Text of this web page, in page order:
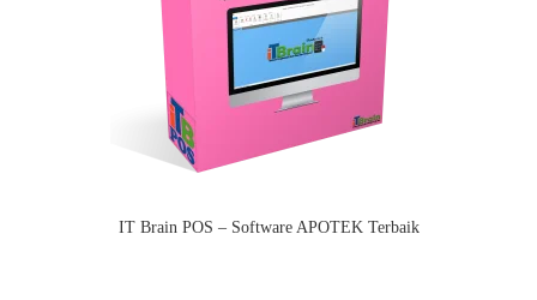
IT Brain POS – Software APOTEK Terbaik